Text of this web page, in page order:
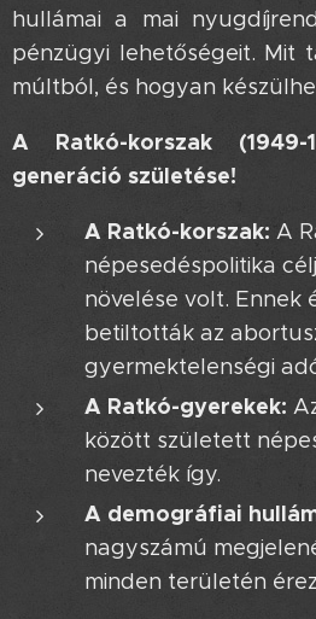
hullámai a mai
pénzügyi lehetőségeit. Mit
múltból, és hogyan
A Ratkó-korszak
generáció születése!
A Ratkó-korszak: A
népesedéspolitika
növelése volt. Ennek
betiltották az
gyermektelenségi
A Ratkó-gyerekek:
között született
nevezték így.
A demográfiai
nagyszámú
minden területén